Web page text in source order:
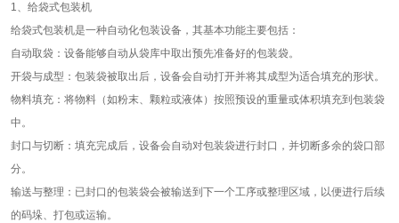
1、给袋式包装机
给袋式包装机是一种自动化包装设备，其基本功能主要包括：
自动取袋：设备能够自动从袋库中取出预先准备好的包装袋。
开袋与成型：包装袋被取出后，设备会自动打开并将其成型为适合填充的形状。
物料填充：将物料（如粉末、颗粒或液体）按照预设的重量或体积填充到包装袋
中。
封口与切断：填充完成后，设备会自动对包装袋进行封口，并切断多余的袋口部
分。
输送与整理：已封口的包装袋会被输送到下一个工序或整理区域，以便进行后续
的码垛、打包或运输。